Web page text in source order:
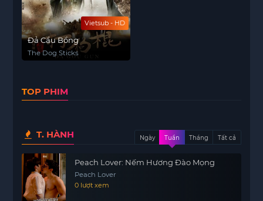
Vietsub - HD
Đả Cẩu Bổng
The Dog Sticks
TOP PHIM
T. HÀNH Ngày Tuần Tháng Tất cả
Peach Lover: Nếm Hương Đào Mọng
Peach Lover
0 lượt xem